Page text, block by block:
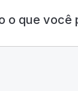
o que você